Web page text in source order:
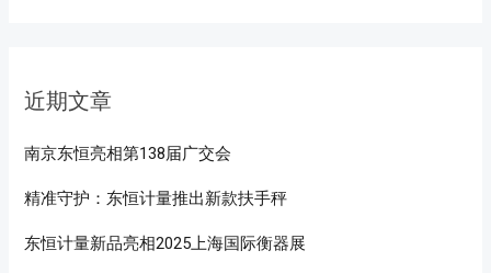
近期文章
南京东恒亮相第138届广交会
精准守护：东恒计量推出新款扶手秤
东恒计量新品亮相2025上海国际衡器展